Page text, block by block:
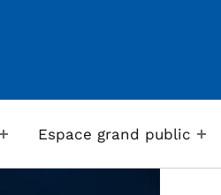
Espace grand public